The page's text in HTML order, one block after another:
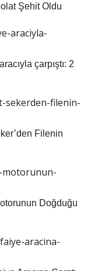
Şehit Oldu
çarpıştı: 2
Filenin
Doğduğu